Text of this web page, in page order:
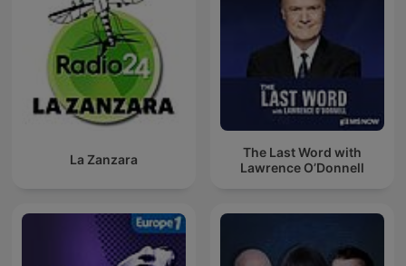
La Zanzara
The Last Word with
Lawrence O’Donnell